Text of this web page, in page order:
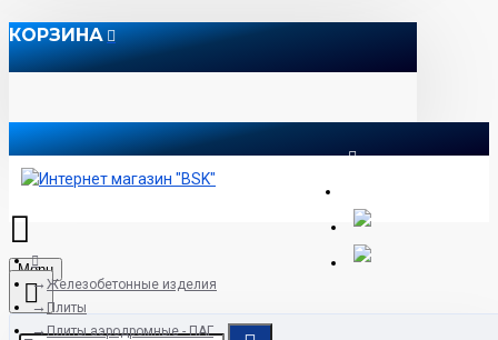
КОРЗИНА
Menu
Железобетонные изделия
Плиты
Плиты аэродромные - ПАГ